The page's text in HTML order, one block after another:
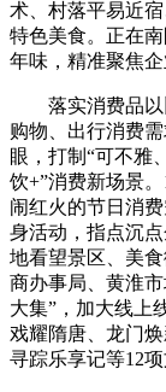
术、村落平易近
特色美食。正在
年味，精准聚焦
落实消费品以
购物、出行消费
眼，打制“可不雅
饮+”消费新场景
闹红火的节日消
身活动，指点沉
地看望景区、美
商办事局、黄淮
大集”，加大线上
戏耀隋唐、龙门
寻踪乐享记等12